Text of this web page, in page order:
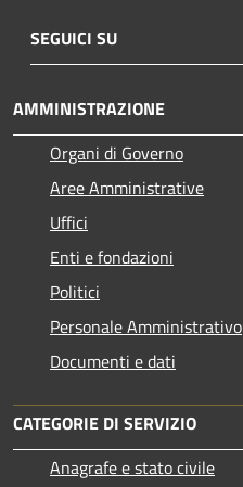
SEGUICI SU
AMMINISTRAZIONE
Organi di Governo
Aree Amministrative
Uffici
Enti e fondazioni
Politici
Personale Amministrativo
Documenti e dati
CATEGORIE DI SERVIZIO
Anagrafe e stato civile